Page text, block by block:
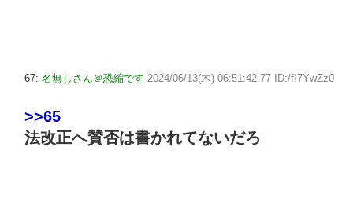
67: 名無しさん＠恐縮です 2024/06/13(木) 06:51:42.77 ID:/fI7YwZz0
>>65
法改正へ賛否は書かれてないだろ